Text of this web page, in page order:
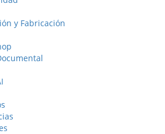
y Fabricación